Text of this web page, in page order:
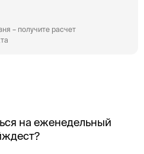
– получите расчет
на еженедельный